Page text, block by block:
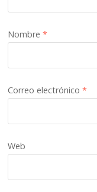
Nombre*
Correo electrónico*
Web